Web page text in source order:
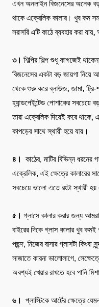
এখন অনলাইন বিজনেসের অনেক
থাকে এক্রেলিক কালার। খুব কম
সরাসরি এটি কাঠে ব্যবহার করা
৩। শিল্পির শিল্প শুধু কাগজেই
বিজনেসের একটা বড় জায়গা নিয়ে
থেকে শুরু করে ব্লাউজ, জামা, ট্রি-
হ্যান্ডপেইন্টেড পোশাকের সবচেয়ে
তারা এক্রেলিক দিয়েই করে থাকে,
কাপড়ের সাথে স্থায়ী হয়ে যায়।
৪।
কাঠের, মাটির বিভিন্ন ধরনের
এক্রেলিক, এই ক্ষেত্রে কালারের
সবচেয়ে ভালো এতে রংটা স্থায়ী
৫। গ্লাসে কালার করার জন্য
বাইরের দিকে গ্লাস কালার খুব
পছন্দ, নিজের বাসার গ্লাসটা
সাজাতে কারনা ভালোলাগে,
অবশ্যই খেয়ার রাখতে হবে পানি
৬।
প্লাস্টিকে আর্টের ক্ষেত্রে